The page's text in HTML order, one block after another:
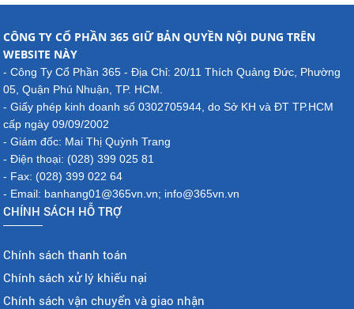
CÔNG TY CỔ PHẦN 365 GIỮ BẢN QUYỀN NỘI DUNG TRÊN
WEBSITE NÀY
- Công Ty Cổ Phần 365 - Địa Chỉ: 20/11 Thích Quảng Đức, Phường
05, Quận Phú Nhuận, TP. HCM.
- Giấy phép kinh doanh số 0302705944, do Sở KH và ĐT TP.HCM
cấp ngày 09/09/2002
- Giám đốc: Mai Thị Quỳnh Trang
- Điện thoại: (028) 399 025 81
- Fax: (028) 399 022 64
- Email: banhang01@365vn.vn; info@365vn.vn
CHÍNH SÁCH HỖ TRỢ
Chính sách thanh toán
Chính sách xử lý khiếu nại
Chính sách vận chuyển và giao nhận